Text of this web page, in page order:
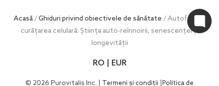
Acasă/Ghiduri privind obiectivele de sănătate / Autofagia și
curățarea celulară: Știința auto-reînnoirii, senescenței și
longevității
RO | EUR
© 2026 Purovitalis Inc. | Termeni și condiții Politica de